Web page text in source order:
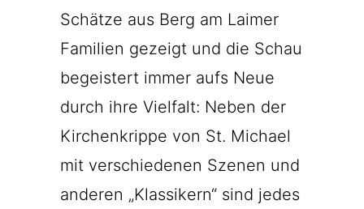
Schätze aus Berg am Laimer
Familien gezeigt und die Schau
begeistert immer aufs Neue
durch ihre Vielfalt: Neben der
Kirchenkrippe von St. Michael
mit verschiedenen Szenen und
anderen „Klassikern“ sind jedes